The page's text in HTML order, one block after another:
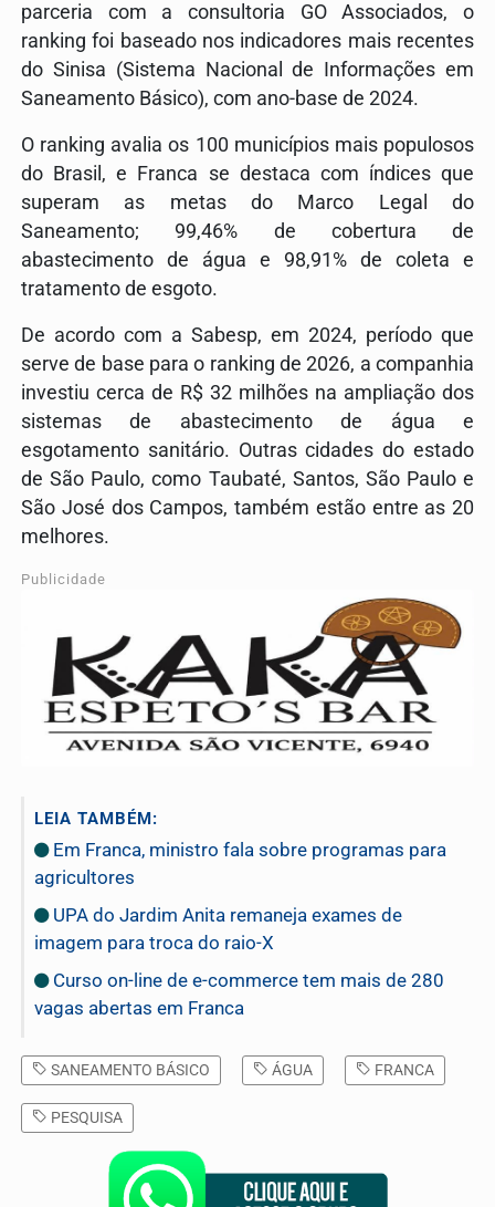
parceria com a consultoria GO Associados, o
ranking foi baseado nos indicadores mais recentes
do Sinisa (Sistema Nacional de Informações em
Saneamento Básico), com ano-base de 2024.
O ranking avalia os 100 municípios mais populosos
do Brasil, e Franca se destaca com índices que
superam as metas do Marco Legal do
Saneamento; 99,46% de cobertura de
abastecimento de água e 98,91% de coleta e
tratamento de esgoto.
De acordo com a Sabesp, em 2024, período que
serve de base para o ranking de 2026, a companhia
investiu cerca de R$ 32 milhões na ampliação dos
sistemas de abastecimento de água e
esgotamento sanitário. Outras cidades do estado
de São Paulo, como Taubaté, Santos, São Paulo e
São José dos Campos, também estão entre as 20
melhores.
Publicidade
LEIA TAMBÉM:
Em Franca, ministro fala sobre programas para
agricultores
UPA do Jardim Anita remaneja exames de
imagem para troca do raio-X
Curso on-line de e-commerce tem mais de 280
vagas abertas em Franca
SANEAMENTO BÁSICO ÁGUA FRANCA
PESQUISA